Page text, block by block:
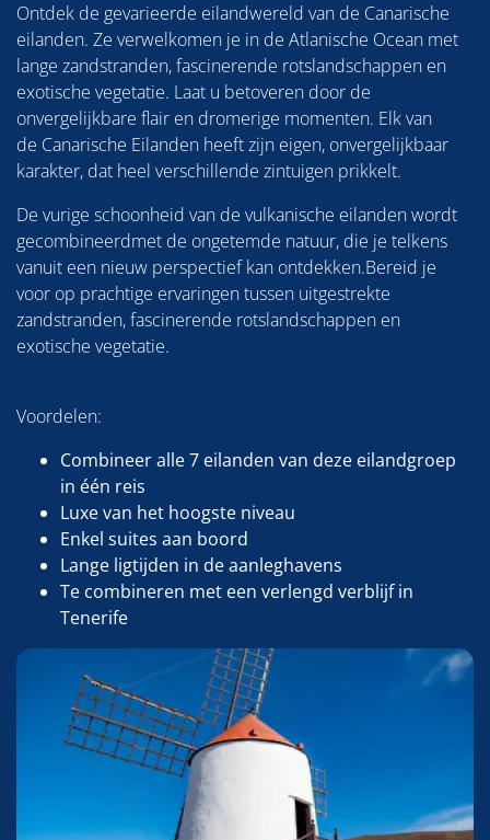
Ontdek de gevarieerde eilandwereld van de Canarische
eilanden. Ze verwelkomen je in de Atlanische Ocean met
lange zandstranden, fascinerende rotslandschappen en
exotische vegetatie. Laat u betoveren door de
onvergelijkbare flair en dromerige momenten. Elk van
de Canarische Eilanden heeft zijn eigen, onvergelijkbaar
karakter, dat heel verschillende zintuigen prikkelt.
De vurige schoonheid van de vulkanische eilanden wordt
gecombineerdmet de ongetemde natuur, die je telkens
vanuit een nieuw perspectief kan ontdekken.Bereid je
voor op prachtige ervaringen tussen uitgestrekte
zandstranden, fascinerende rotslandschappen en
exotische vegetatie.
Voordelen:
Combineer alle 7 eilanden van deze eilandgroep
in één reis
Luxe van het hoogste niveau
Enkel suites aan boord
Lange ligtijden in de aanleghavens
Te combineren met een verlengd verblijf in
Tenerife